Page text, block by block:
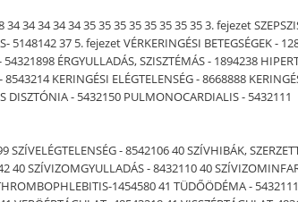
34 34 34 34 34 35 35 35 35 35 35 35 35 3. fejezet
37 5. fejezet VÉRKERINGÉSI BETEGSÉGEK -
ÉRGYULLADÁS, SZISZTÉMÁS - 1894238
KERINGÉSI ELÉGTELENSÉG - 8668888
DISZTÓNIA - 5432150 PULMONOCARDIALIS - 5432111
- 8542106 40 SZÍVHIBÁK,
SZÍVIZOMGYULLADÁS - 8432110 40
1454580 41 TÜDŐÖDÉMA -